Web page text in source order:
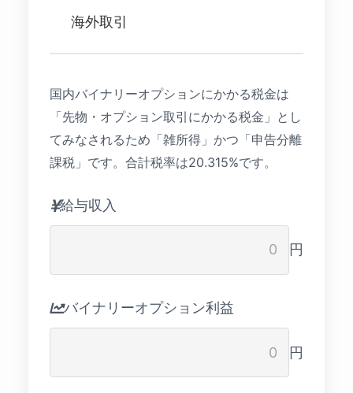
海外取引
国内バイナリーオプションにかかる税金は
「先物・オプション取引にかかる税金」とし
てみなされるため「雑所得」かつ「申告分離
課税」です。合計税率は20.315%です。
給与収入
円
バイナリーオプション利益
円